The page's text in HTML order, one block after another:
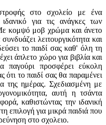
στο σχολείο με ένα
ιδανικό για τις ανάγκες των
κομψό μοβ χρώμα και άνετο
λειτουργικότητα και
το παιδί σας καθ' όλη τη
άπλετο χώρο για βιβλία και
παγούρι προσφέρει εύκολη
το παιδί σας θα παραμένει
της ημέρας. Σχεδιασμένη με
αυτή η τσάντα
καθιστώντας την ιδανική
επιλογή για μικρά παιδιά που
στο σχολειο.